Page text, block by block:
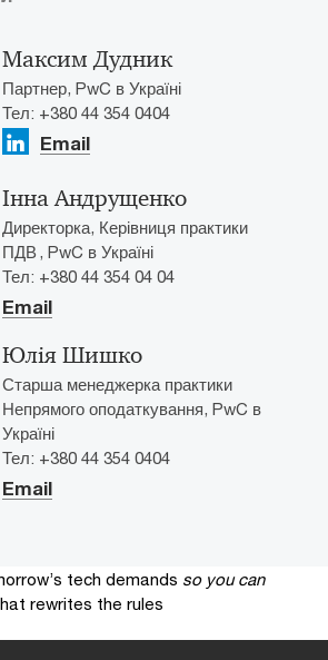
Максим Дудник
Партнер, PwC в Україні
Тел: +380 44 354 0404
Email
Інна Андрущенко
Директорка, Керівниця практики
ПДВ , PwC в Україні
Тел: +380 44 354 04 04
Email
Юлія Шишко
Старша менеджерка практики
Непрямого оподаткування, PwC в
Україні
Тел: +380 44 354 0404
Email
tech demands so you can
rewrites the rules